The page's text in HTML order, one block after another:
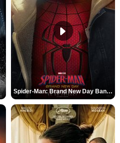
Spider-Man: Brand New Day Bande-annonce VO STFR